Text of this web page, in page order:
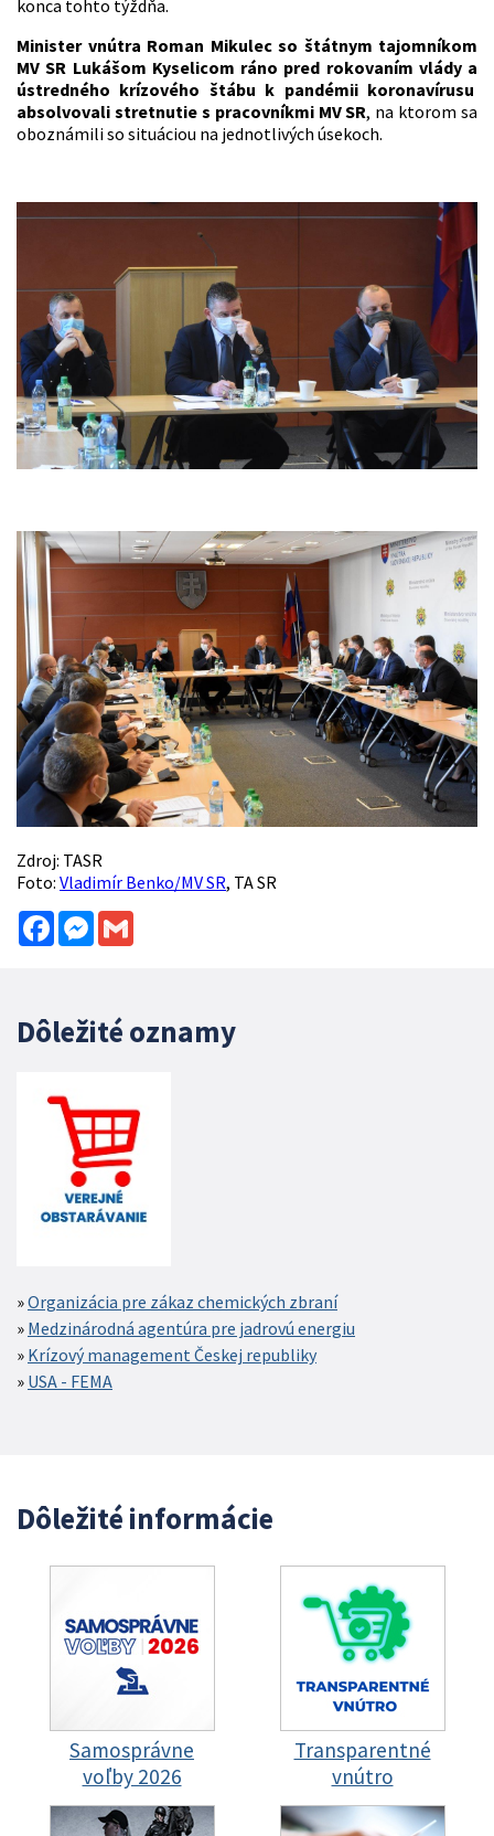
konca tohto týždňa.
Minister vnútra Roman Mikulec so štátnym tajomníkom
MV SR Lukášom Kyselicom ráno pred rokovaním vlády a
ústredného krízového štábu k pandémii koronavírusu
absolvovali stretnutie s pracovníkmi MV SR, na ktorom sa
oboznámili so situáciou na jednotlivých úsekoch.
Zdroj: TASR
Foto: Vladimír Benko/MV SR, TA SR
FacebookMessenger
Dôležité oznamy
Organizácia pre zákaz chemických zbraní
Medzinárodná agentúra pre jadrovú energiu
Krízový management Českej republiky
USA - FEMA
Dôležité informácie
Samosprávne
voľby 2026
Transparentné
vnútro